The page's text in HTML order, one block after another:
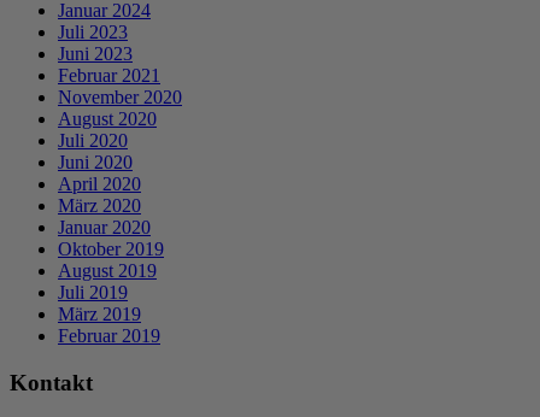
Januar 2024
Juli 2023
Juni 2023
Februar 2021
November 2020
August 2020
Juli 2020
Juni 2020
April 2020
März 2020
Januar 2020
Oktober 2019
August 2019
Juli 2019
März 2019
Februar 2019
Kontakt